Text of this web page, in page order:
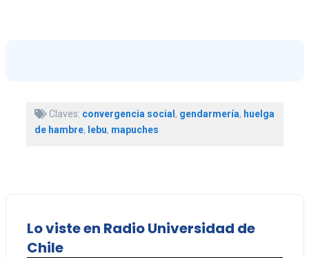
Claves: convergencia social, gendarmería, huelga
de hambre, lebu, mapuches
Lo viste en Radio Universidad de
Chile